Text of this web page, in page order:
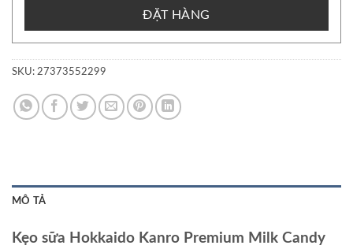
ĐẶT HÀNG
SKU: 27373552299
MÔ TẢ
Kẹo sữa Hokkaido Kanro Premium Milk Candy